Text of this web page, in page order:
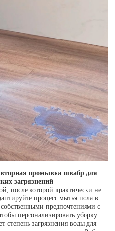
промывка швабр для
загрязнений
после которой практически не
процесс мытья пола в
предпочтениями с
персонализировать уборку.
степень загрязнения воды для